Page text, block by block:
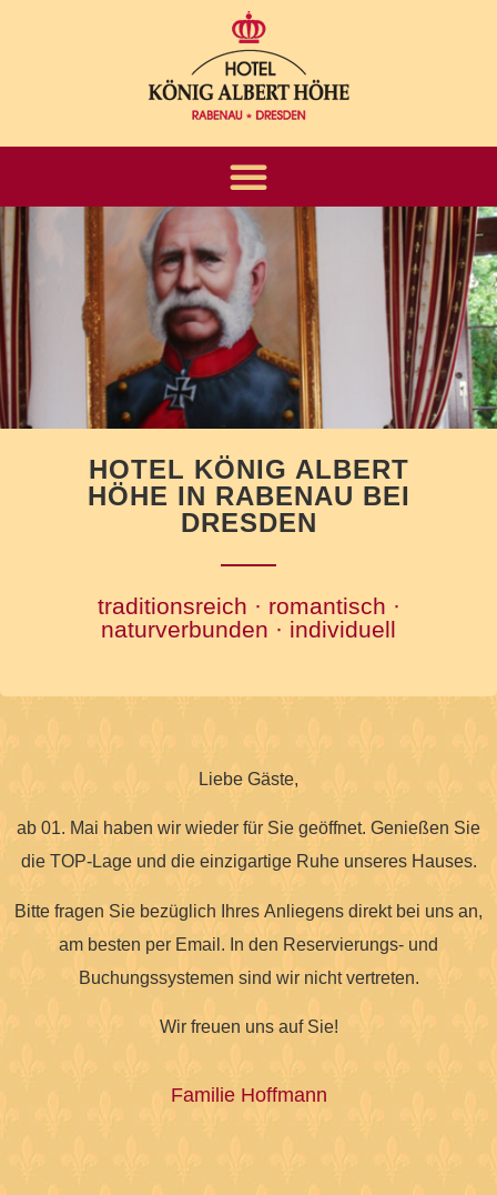
HOTEL KÖNIG ALBERT
HÖHE IN RABENAU BEI
DRESDEN
traditionsreich · romantisch ·
naturverbunden · individuell
Liebe Gäste,
ab 01. Mai haben wir wieder für Sie geöffnet. Genießen Sie
die TOP-Lage und die einzigartige Ruhe unseres Hauses.
Bitte fragen Sie bezüglich Ihres Anliegens direkt bei uns an,
am besten per Email. In den Reservierungs- und
Buchungssystemen sind wir nicht vertreten.
Wir freuen uns auf Sie!
Familie Hoffmann